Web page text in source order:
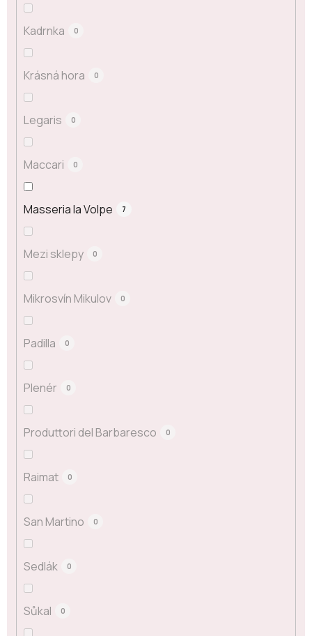
Kadrnka 0
Krásná hora 0
Legaris 0
Maccari 0
Masseria la Volpe 7
Mezi sklepy 0
Mikrosvín Mikulov 0
Padilla 0
Plenér 0
Produttori del Barbaresco 0
Raimat 0
San Martino 0
Sedlák 0
Sůkal 0